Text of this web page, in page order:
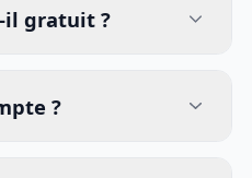
il gratuit ?
?